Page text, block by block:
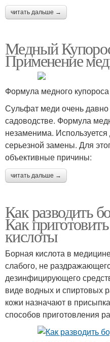
читать дальше →
Медный
Применение
Формула медного купороса
Сульфат меди очень
садоводстве. Формула
незаменима.
серьезной замены. Для
объективные причины:
читать дальше →
Как разводить
Как
кислоты
Борная кислота в
слабого, не
дезинфицирующего
виде водных и спиртовых
кожи назначают в
способов приготовления